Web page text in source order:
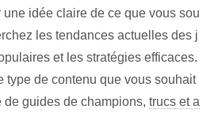
idée claire de ce que vous sou
les tendances actuelles des j
et les stratégies efficaces.
type de contenu que vous souhait
de guides de champions, trucs et a